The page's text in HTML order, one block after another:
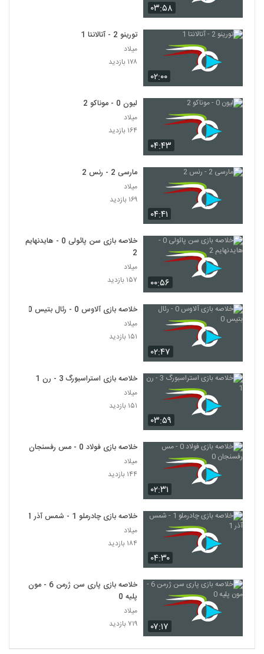
۰۳:۵۸
۰۲:۰۰
تورینو 2 - آتالانتا 1
میلاد
۱۷۸ بازدید
۰۴:۴۳
لیون 0 - موناکو 2
میلاد
۱۶۴ بازدید
۰۴:۴۱
مارسی 2 - رنس 2
میلاد
۱۶۹ بازدید
۰۰:۵۶
خلاصه بازی سن پائولی 0 - هایدنهایم
2
میلاد
۱۵۷ بازدید
۰۲:۴۷
خلاصه بازی آلاوس 0 - رئال بتیس 0
میلاد
۱۵۱ بازدید
۰۳:۵۹
خلاصه بازی استراسبورگ 3 - رن 1
میلاد
۱۵۱ بازدید
۰۲:۳۱
خلاصه بازی فولاد 0 - مس رفسنجان 0
میلاد
۱۴۴ بازدید
۰۴:۳۰
خلاصه بازی چادرملو 1 - شمس آذر 1
میلاد
۱۸۴ بازدید
۰۷:۱۷
خلاصه بازی پاری سن ژرمن 6 - مون
پلیه 0
میلاد
۷۱۹ بازدید